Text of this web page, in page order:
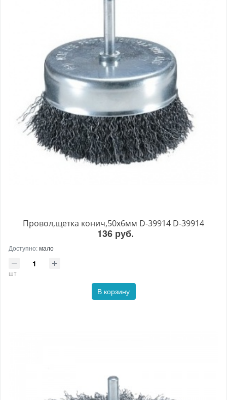
Провол,щетка конич,50х6мм D-39914 D-39914
136 руб.
Доступно:мало
шт
В корзину